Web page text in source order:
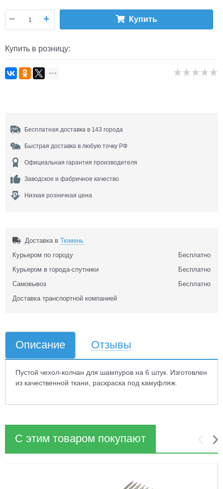
Купить
Купить в розницу:
Бесплатная доставка в 143 города
Быстрая доставка в любую точку РФ
Официальная гарантия производителя
Заводское и фабричное качество
Низкая розничная цена
Доставка в Тюмень
Курьером по городу
Бесплатно
Курьером в города-спутники
Бесплатно
Самовывоз
Бесплатно
Доставка транспортной компанией
Описание Отзывы
Пустой чехол-колчан для шампуров на 6 штук. Изготовлен
из качественной ткани, раскраска под камуфляж.
С этим товаром покупают